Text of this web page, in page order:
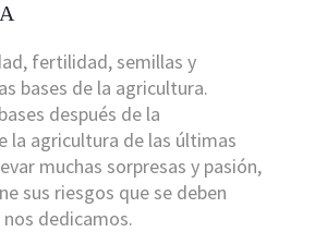
fertilidad, semillas y
bases de la agricultura.
después de la
la agricultura de las últimas
muchas sorpresas y pasión,
sus riesgos que se deben
dedicamos.